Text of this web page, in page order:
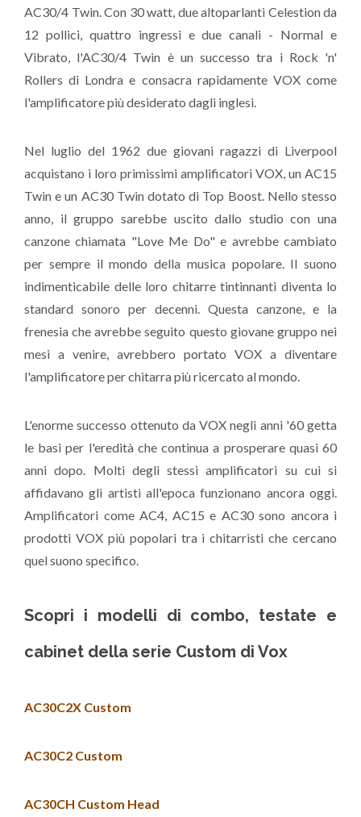
AC30/4 Twin. Con 30 watt, due altoparlanti Celestion da
12 pollici, quattro ingressi e due canali - Normal e
Vibrato, l'AC30/4 Twin è un successo tra i Rock 'n'
Rollers di Londra e consacra rapidamente VOX come
l'amplificatore più desiderato dagli inglesi.
Nel luglio del 1962 due giovani ragazzi di Liverpool
acquistano i loro primissimi amplificatori VOX, un AC15
Twin e un AC30 Twin dotato di Top Boost. Nello stesso
anno, il gruppo sarebbe uscito dallo studio con una
canzone chiamata "Love Me Do" e avrebbe cambiato
per sempre il mondo della musica popolare. Il suono
indimenticabile delle loro chitarre tintinnanti diventa lo
standard sonoro per decenni. Questa canzone, e la
frenesia che avrebbe seguito questo giovane gruppo nei
mesi a venire, avrebbero portato VOX a diventare
l'amplificatore per chitarra più ricercato al mondo.
L'enorme successo ottenuto da VOX negli anni '60 getta
le basi per l'eredità che continua a prosperare quasi 60
anni dopo. Molti degli stessi amplificatori su cui si
affidavano gli artisti all'epoca funzionano ancora oggi.
Amplificatori come AC4, AC15 e AC30 sono ancora i
prodotti VOX più popolari tra i chitarristi che cercano
quel suono specifico.
Scopri i modelli di combo, testate e
cabinet della serie Custom di Vox
AC30C2X Custom
AC30C2 Custom
AC30CH Custom Head